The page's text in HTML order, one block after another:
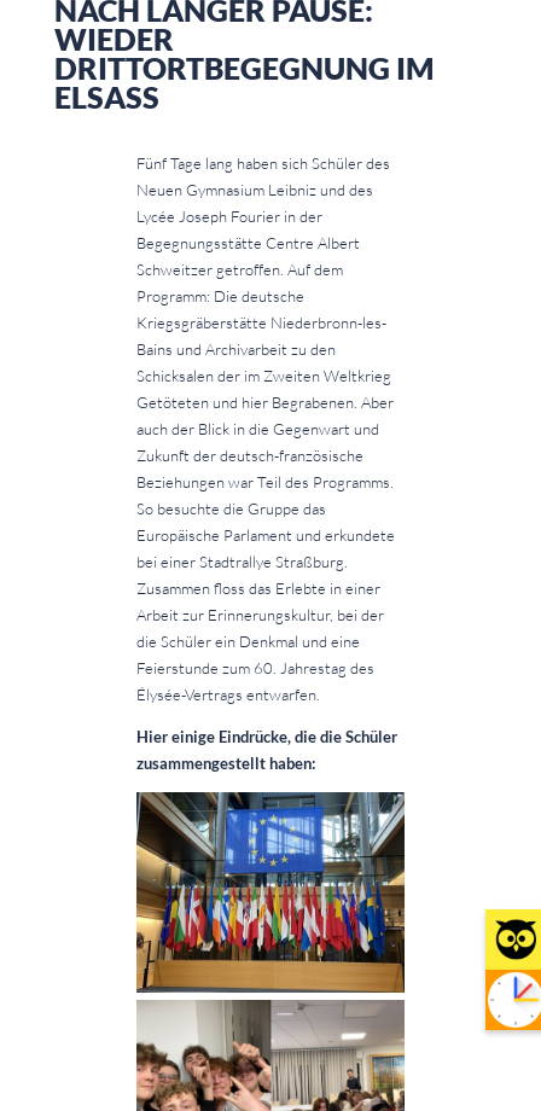
NACH LANGER PAUSE:
WIEDER
DRITTORTBEGEGNUNG IM
ELSASS
Fünf Tage lang haben sich Schüler des
Neuen Gymnasium Leibniz und des
Lycée Joseph Fourier in der
Begegnungsstätte Centre Albert
Schweitzer getroffen. Auf dem
Programm: Die deutsche
Kriegsgräberstätte Niederbronn-les-
Bains und Archivarbeit zu den
Schicksalen der im Zweiten Weltkrieg
Getöteten und hier Begrabenen. Aber
auch der Blick in die Gegenwart und
Zukunft der deutsch-französische
Beziehungen war Teil des Programms.
So besuchte die Gruppe das
Europäische Parlament und erkundete
bei einer Stadtrallye Straßburg.
Zusammen floss das Erlebte in einer
Arbeit zur Erinnerungskultur, bei der
die Schüler ein Denkmal und eine
Feierstunde zum 60. Jahrestag des
Élysée-Vertrags entwarfen.
Hier einige Eindrücke, die die Schüler
zusammengestellt haben: